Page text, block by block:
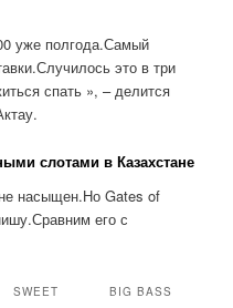
уже полгода.Самый
это в три
спать », – делится
слотами в Казахстане
насыщен.Но Gates of
его с
SWEET
BIG BASS